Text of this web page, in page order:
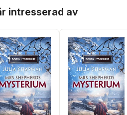
intresserad av